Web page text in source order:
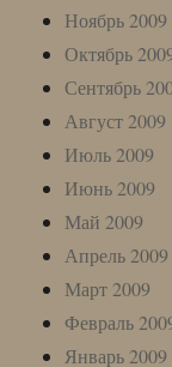
Ноябрь 2009
Октябрь
Сентябрь
Август 2009
Июль 2009
Июнь 2009
Май 2009
Апрель 2009
Март 2009
Февраль
Январь 2009